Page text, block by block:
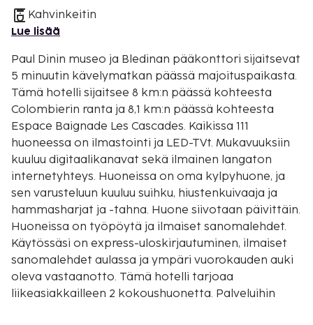
Kahvinkeitin
Lue lisää
Paul Dinin museo ja Bledinan pääkonttori sijaitsevat
5 minuutin kävelymatkan päässä majoituspaikasta.
Tämä hotelli sijaitsee 8 km:n päässä kohteesta
Colombierin ranta ja 8,1 km:n päässä kohteesta
Espace Baignade Les Cascades. Kaikissa 111
huoneessa on ilmastointi ja LED-TVt. Mukavuuksiin
kuuluu digitaalikanavat sekä ilmainen langaton
internetyhteys. Huoneissa on oma kylpyhuone, ja
sen varusteluun kuuluu suihku, hiustenkuivaaja ja
hammasharjat ja -tahna. Huone siivotaan päivittäin.
Huoneissa on työpöytä ja ilmaiset sanomalehdet.
Käytössäsi on express-uloskirjautuminen, ilmaiset
sanomalehdet aulassa ja ympäri vuorokauden auki
oleva vastaanotto. Tämä hotelli tarjoaa
liikeasiakkailleen 2 kokoushuonetta. Palveluihin